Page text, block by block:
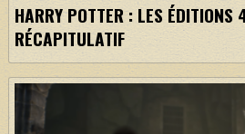
HARRY POTTER : LES ÉDITIONS
RÉCAPITULATIF